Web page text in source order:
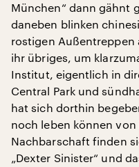
München“ dann gähnt
daneben blinken
rostigen Außentreppen
ihr übriges, um
Institut, eigentlich in
Central Park und
hat sich dorthin
noch leben können
Nachbarschaft finden
„Dexter Sinister“ und